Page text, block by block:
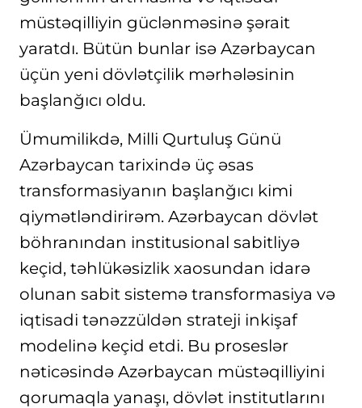
müstəqilliyin güclənməsinə şərait
yaratdı. Bütün bunlar isə Azərbaycan
üçün yeni dövlətçilik mərhələsinin
başlanğıcı oldu.
Ümumilikdə, Milli Qurtuluş Günü
Azərbaycan tarixində üç əsas
transformasiyanın başlanğıcı kimi
qiymətləndirirəm. Azərbaycan dövlət
böhranından institusional sabitliyə
keçid, təhlükəsizlik xaosundan idarə
olunan sabit sistemə transformasiya və
iqtisadi tənəzzüldən strateji inkişaf
modelinə keçid etdi. Bu proseslər
nəticəsində Azərbaycan müstəqilliyini
qorumaqla yanaşı, dövlət institutlarını